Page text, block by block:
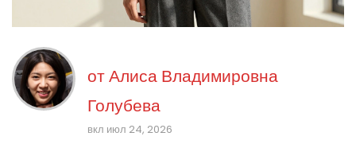
отАлиса Владимировна
Голубева
вкл июл 24, 2026